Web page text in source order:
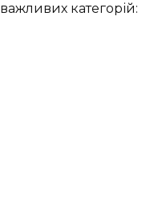
категорій: